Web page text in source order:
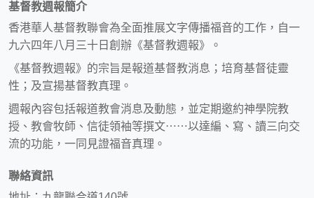
基督教週報簡介
香港華人基督教聯會為全面推展文字傳播福音的工作，自一
九六四年八月三十日創辦《基督教週報》。
《基督教週報》的宗旨是報道基督教消息；培育基督徒靈
性；及宣揚基督教真理。
週報內容包括報道教會消息及動態，並定期邀約神學院教
授、教會牧師、信徒領袖等撰文⋯⋯以達編、寫、讀三向交
流的功能，一同見證福音真理。
聯絡資訊